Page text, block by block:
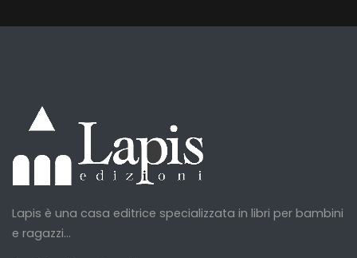
Lapis è una casa editrice specializzata in libri per bambini
e ragazzi...